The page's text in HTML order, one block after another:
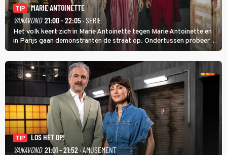
TIP
MARIE ANTOINETTE
VANAVOND 21:00 - 22:05· SERIE
Het volk keert zich in Marie Antoinette tegen Marie Antoinette en
in Parijs gaan demonstranten de straat op. Ondertussen probeert
Marie Antoinette landgoed Saint-Cloud te kopen. Ze wil daar haar
kinderen veilig laten opgroeien.
TIP
LOS HET OP!
VANAVOND 21:01 - 21:52· AMUSEMENT